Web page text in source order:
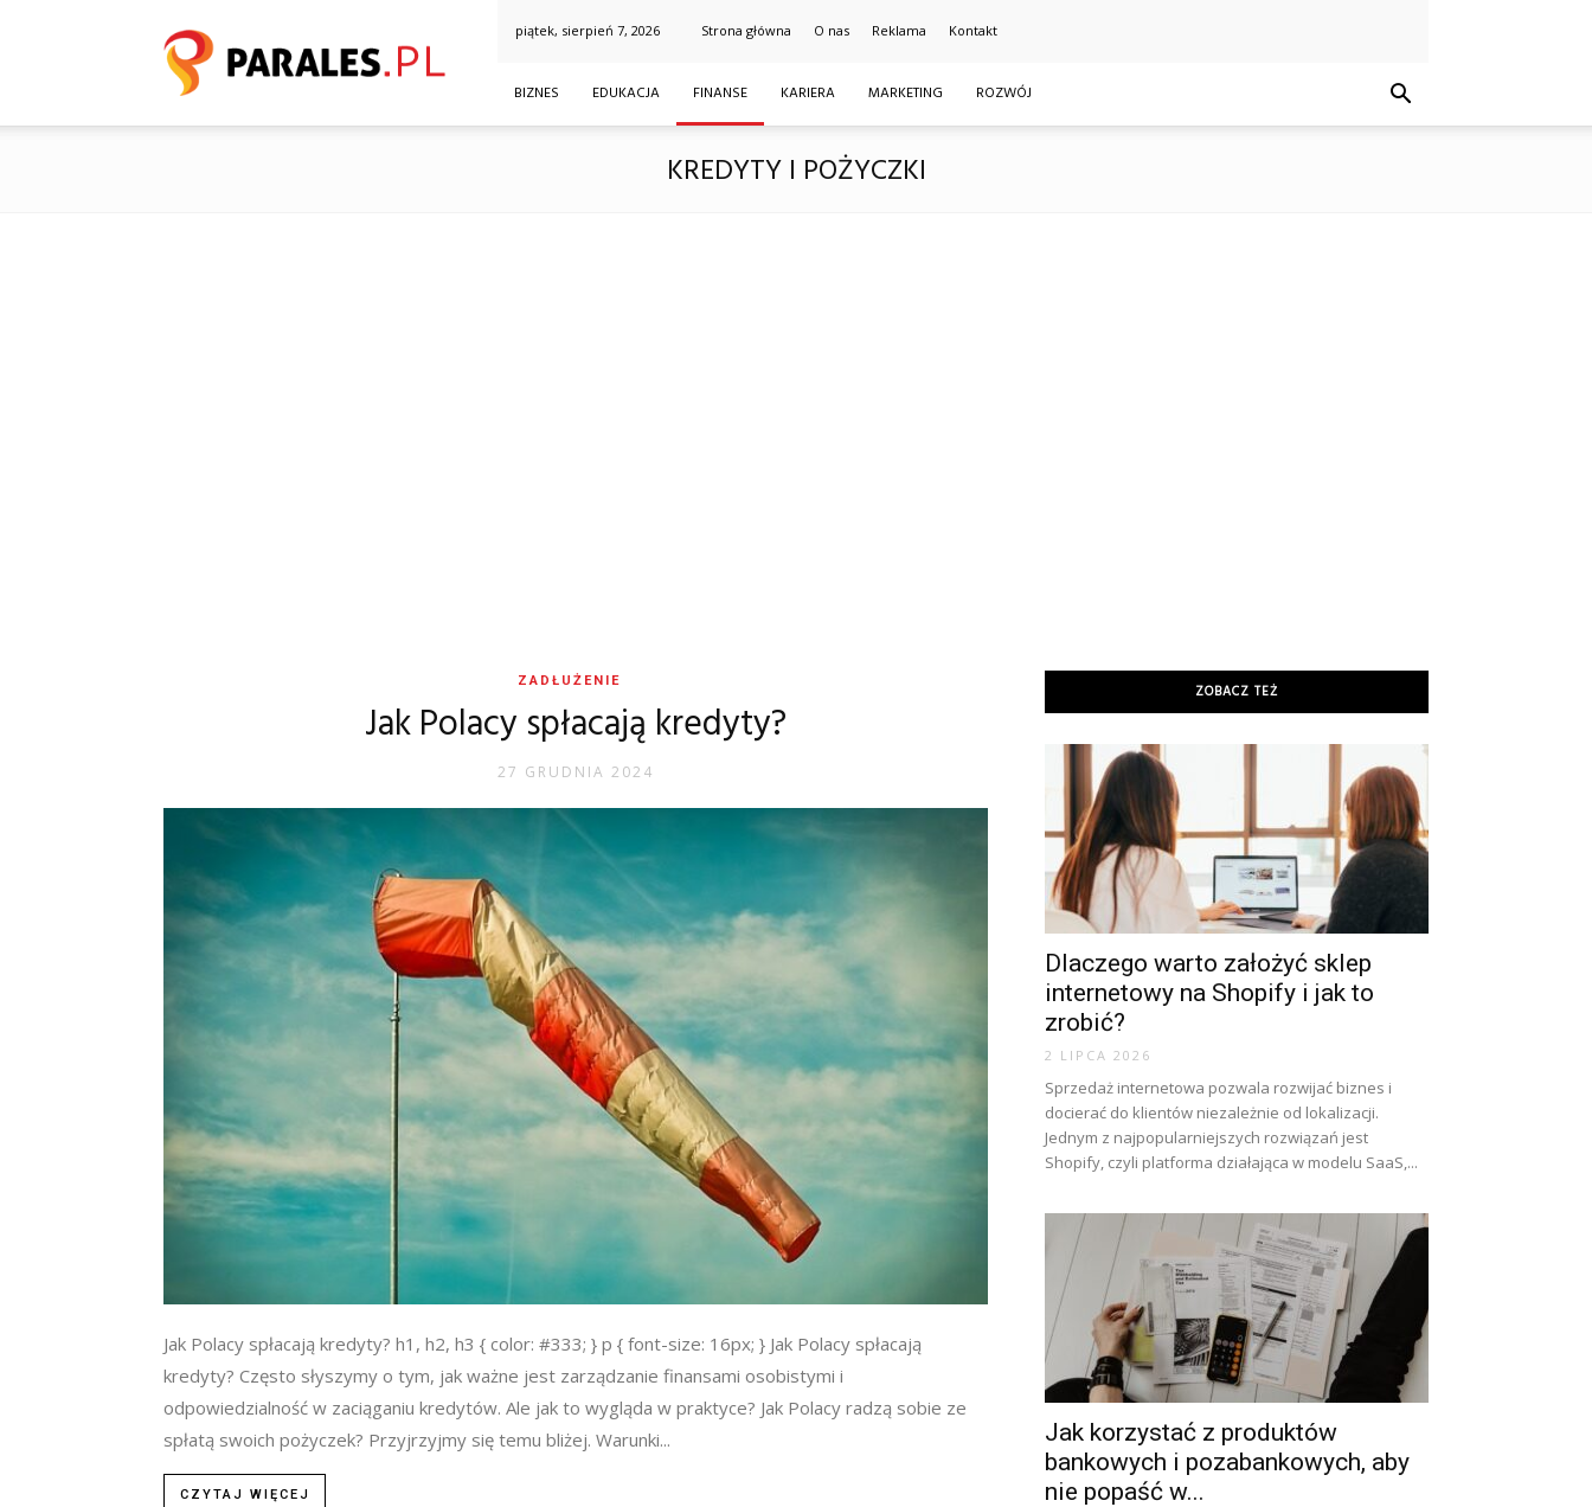
piątek, sierpień 7, 2026 Strona główna O nas Reklama Kontakt
BIZNES EDUKACJA FINANSE KARIERA MARKETING ROZWÓJ
KREDYTY I POŻYCZKI
ZADŁUŻENIE
Jak Polacy spłacają kredyty?
27 GRUDNIA 2024
Jak Polacy spłacają kredyty? h1, h2, h3 { color: #333; } p { font-size: 16px; } Jak Polacy spłacają
kredyty? Często słyszymy o tym, jak ważne jest zarządzanie finansami osobistymi i
odpowiedzialność w zaciąganiu kredytów. Ale jak to wygląda w praktyce? Jak Polacy radzą sobie ze
spłatą swoich pożyczek? Przyjrzyjmy się temu bliżej. Warunki...
CZYTAJ WIĘCEJ
ZOBACZ TEŻ
Dlaczego warto założyć sklep
internetowy na Shopify i jak to
zrobić?
2 LIPCA 2026
Sprzedaż internetowa pozwala rozwijać biznes i
docierać do klientów niezależnie od lokalizacji.
Jednym z najpopularniejszych rozwiązań jest
Shopify, czyli platforma działająca w modelu SaaS,...
Jak korzystać z produktów
bankowych i pozabankowych, aby
nie popaść w...